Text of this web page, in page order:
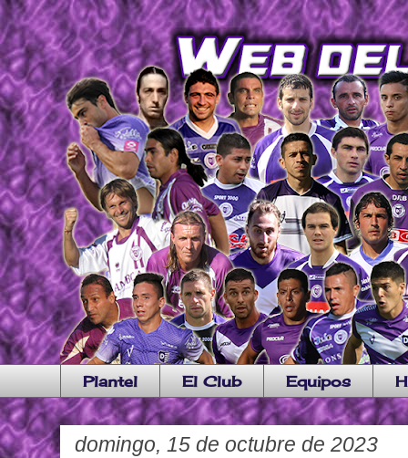
Plantel El Club Equipos
domingo, 15 de octubre de 2023